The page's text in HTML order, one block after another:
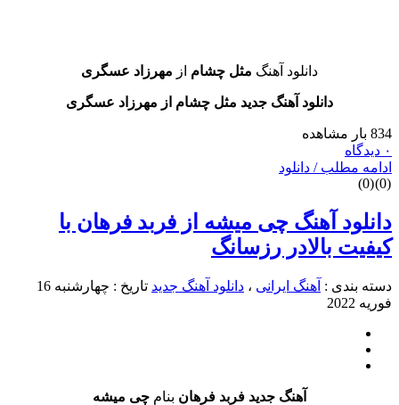
دانلود آهنگمثل چشام ازمهرزاد عسگری
دانلود آهنگ جدید مثل چشام از مهرزاد عسگری
/ دانلود
آهنگ چی میشه از فربد فرهان با
بالادر رزسانگ
:آهنگ ایرانی، دانلود آهنگ جدید تاریخ : چهارشنبه 16
آهنگ جدید فربد فرهانبنامچی میشه